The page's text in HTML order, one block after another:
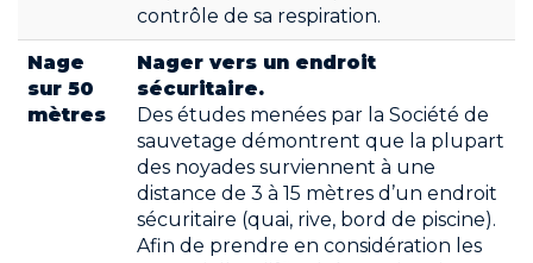
contrôle de sa respiration.
Nage
sur 50
mètres
Nager vers un endroit
sécuritaire.
Des études menées par la Société de
sauvetage démontrent que la plupart
des noyades surviennent à une
distance de 3 à 15 mètres d’un endroit
sécuritaire (quai, rive, bord de piscine).
Afin de prendre en considération les